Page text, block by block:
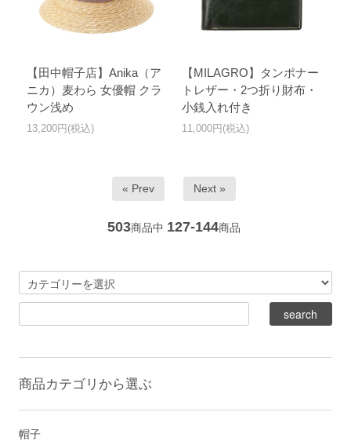
【田中帽子店】Anika（ア
ニカ）麦わら 女優帽 クラ
ウン浅め
13,200円(税込)
【MILAGRO】タンポナー
トレザー・2つ折り財布・
小銭入れ付き
11,000円(税込)
« Prev Next »
503商品中 127-144商品
商品カテゴリから選ぶ
帽子